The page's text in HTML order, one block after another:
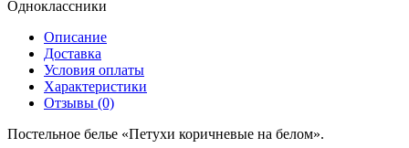
Одноклассники
Описание
Доставка
Условия оплаты
Характеристики
Отзывы (0)
Постельное белье «Петухи коричневые на белом».